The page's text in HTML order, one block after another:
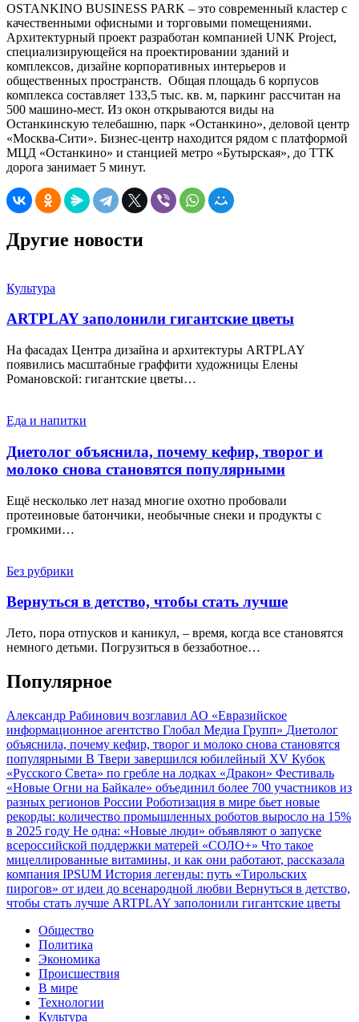
OSTANKINO BUSINESS PARK – это современный кластер с
качественными офисными и торговыми помещениями.
Архитектурный проект разработан компанией UNK Project,
специализирующейся на проектировании зданий и
комплексов, дизайне корпоративных интерьеров и
общественных пространств. Общая площадь 6 корпусов
комплекса составляет 133,5 тыс. кв. м, паркинг рассчитан на
500 машино-мест. Из окон открываются виды на
Останкинскую телебашню, парк «Останкино», деловой центр
«Москва-Сити». Бизнес-центр находится рядом с платформой
МЦД «Останкино» и станцией метро «Бутырская», до ТТК
дорога занимает 5 минут.
Другие новости
Культура
ARTPLAY заполонили гигантские цветы
На фасадах Центра дизайна и архитектуры ARTPLAY
появились масштабные граффити художницы Елены
Романовской: гигантские цветы…
Еда и напитки
Диетолог объяснила, почему кефир, творог и
молоко снова становятся популярными
Ещё несколько лет назад многие охотно пробовали
протеиновые батончики, необычные снеки и продукты с
громкими…
Без рубрики
Вернуться в детство, чтобы стать лучше
Лето, пора отпусков и каникул, – время, когда все становятся
немного детьми. Погрузиться в беззаботное…
Популярное
Александр Рабинович возглавил АО «Евразийское
информационное агентство Глобал Медиа Групп» Диетолог
объяснила, почему кефир, творог и молоко снова становятся
популярными В Твери завершился юбилейный XV Кубок
«Русского Света» по гребле на лодках «Дракон» Фестиваль
«Новые Огни на Байкале» объединил более 700 участников из
разных регионов России Роботизация в мире бьет новые
рекорды: количество промышленных роботов выросло на 15%
в 2025 году Не одна: «Новые люди» объявляют о запуске
всероссийской поддержки матерей «СОЛО+» Что такое
мицеллированные витамины, и как они работают, рассказала
компания IPSUM История легенды: путь «Тирольских
пирогов» от идеи до всенародной любви Вернуться в детство,
чтобы стать лучше ARTPLAY заполонили гигантские цветы
Общество
Политика
Экономика
Происшествия
В мире
Технологии
Культура